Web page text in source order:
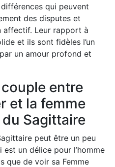
qui peuvent
des disputes et
affectif. Leur rapport à
et ils sont fidèles l’un
un amour profond et
entre
et la femme
Sagittaire
peut être un peu
un délice pour l’homme
que de voir sa Femme